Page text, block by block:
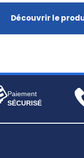
Découvrir le
Paiement
SÉCURISÉ